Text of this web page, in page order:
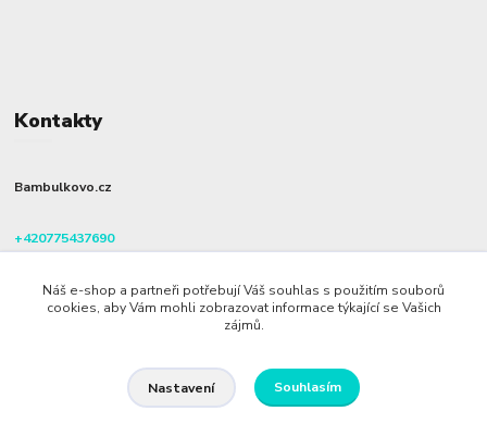
Kontakty
Bambulkovo.cz
+420775437690
info@bambulkovo.cz
Náš e-shop a partneři potřebují Váš souhlas s použitím souborů
cookies, aby Vám mohli zobrazovat informace týkající se Vašich
zájmů.
Nastavení Souhlasím